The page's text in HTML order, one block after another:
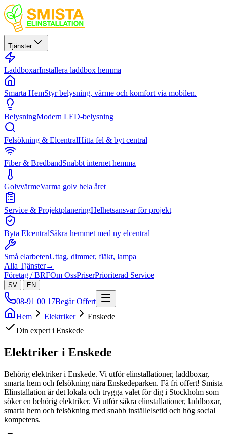
Tjänster
LaddboxarInstallera laddbox hemma
Smarta HemStyr belysning, värme och komfort via mobilen.
BelysningModern LED-belysning
Felsökning & ElcentralHitta fel & byt central
Fiber & BredbandSnabbt internet hemma
GolvvärmeVarma golv hela året
Service & ProjektplaneringHelhetsansvar för projekt
Byta ElcentralSäkra hemmet med ny elcentral
Små elarbetenUttag, dimmer, fläkt, lampa
Alla Tjänster→
Företag / BRFOm OssPriserPrioriterad Service
SV | EN
08-91 00 17Begär Offert
Hem
Elektriker
Enskede
Din expert i Enskede
Elektriker i Enskede
Behörig elektriker i Enskede. Vi utför elinstallationer, laddboxar,
smarta hem och felsökning nära Enskedeparken. Få fri offert! Smista
Elinstallation är det lokala och trygga valet för dig i Stockholm som
söker en behörig elektriker. Vi utför säkra elinstallationer, laddboxar,
smarta hem och felsökning med snabb inställelsetid och hög social
kompetens.